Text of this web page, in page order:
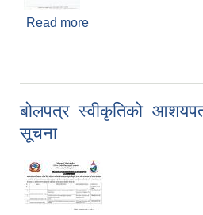
Read more
बोलपत्र स्वीकृतिको
सूचना